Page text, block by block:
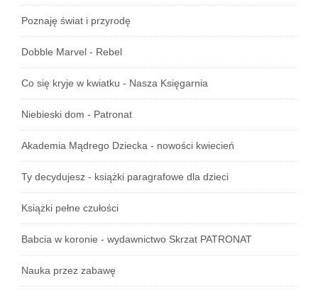
Poznaję świat i przyrodę
Dobble Marvel - Rebel
Co się kryje w kwiatku - Nasza Księgarnia
Niebieski dom - Patronat
Akademia Mądrego Dziecka - nowości kwiecień
Ty decydujesz - książki paragrafowe dla dzieci
Książki pełne czułości
Babcia w koronie - wydawnictwo Skrzat PATRONAT
Nauka przez zabawę